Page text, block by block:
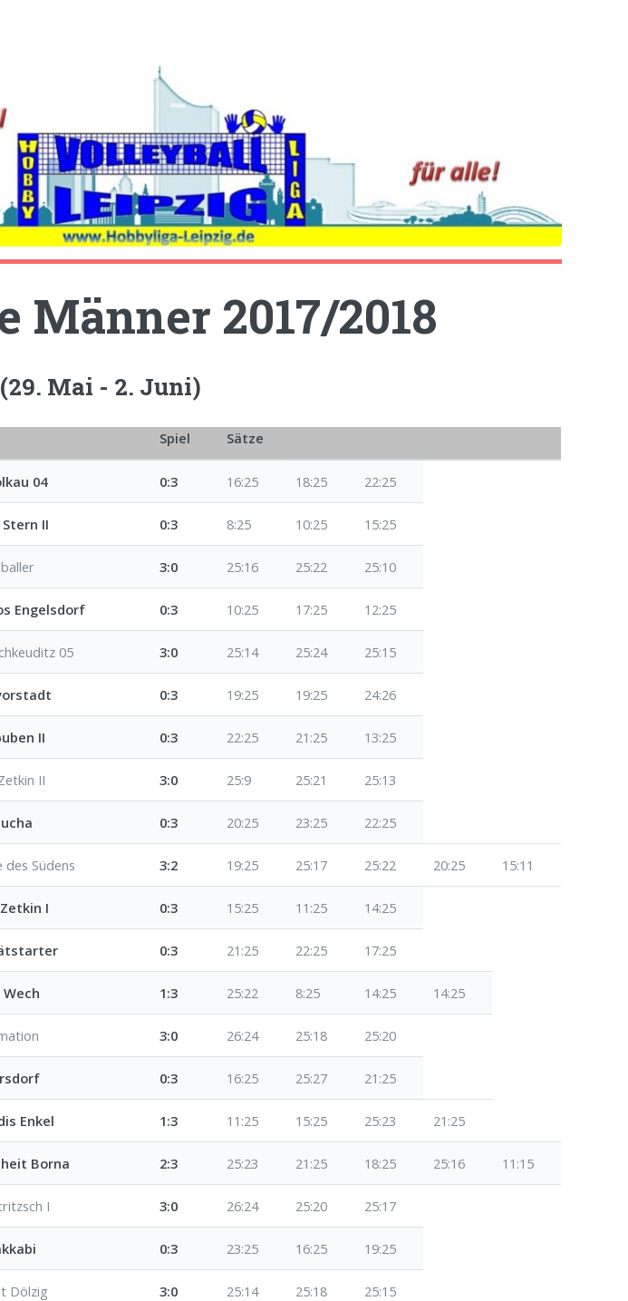
Männer 2017/2018
Mai - 2. Juni)
Spiel Sätze
04 0:3 16:25 18:25 22:25
II 0:3 8:25 10:25 15:25
3:0 25:16 25:22 25:10
Engelsdorf 0:3 10:25 17:25 12:25
05 3:0 25:14 25:24 25:15
0:3 19:25 19:25 24:26
II 0:3 22:25 21:25 13:25
II 3:0 25:9 25:21 25:13
0:3 20:25 23:25 22:25
des Südens 3:2 19:25 25:17 25:22 20:25 15:11
I 0:3 15:25 11:25 14:25
0:3 21:25 22:25 17:25
Wech 1:3 25:22 8:25 14:25 14:25
3:0 26:24 25:18 25:20
0:3 16:25 25:27 21:25
Enkel 1:3 11:25 15:25 25:23 21:25
Borna 2:3 25:23 21:25 18:25 25:16 11:15
I 3:0 26:24 25:20 25:17
0:3 23:25 16:25 19:25
Dölzig 3:0 25:14 25:18 25:15